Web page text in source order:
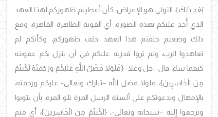
بَعْدِ ذَلِكَ}، التولي هو الإعراض، كأن أعطيتم ظهوركم لهذا العهد
الذي أُخذ عليكم بهذه الصورة، أي القوية الظاهرة القاهرة، ومع
ذلك وضعتم خلفتم هذا العهد خلف ظهوركم، وكأنكم لم
تعاهدوا الرب، ولم تروا قدرته عليكم في أن ينزل بكم عقوبته
كيفما شاء، قال –جل وعلا- {فَلَوْلا فَضْلُ اللَّهِ عَلَيْكُمْ وَرَحْمَتُهُ لَكُنتُمْ
مِنَ الْخَاسِرِينَ}، فلولا فضل الله –تبارك وتعالى- عليكم ورحمته،
بالإمهال وبدعوتكم على ألسنة الرسل المرة تلو المرة، بأن تتوبوا
وترجعوا إليه –سبحانه وتعالى-، {لَكُنتُمْ مِنَ الْخَاسِرِينَ}، أي متم